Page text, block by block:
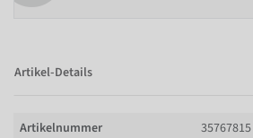
Artikel-Details
Artikelnummer
35767815